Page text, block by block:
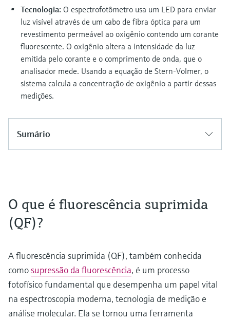
Tecnologia: O espectrofotômetro usa um LED para enviar
luz visível através de um cabo de fibra óptica para um
revestimento permeável ao oxigênio contendo um corante
fluorescente. O oxigênio altera a intensidade da luz
emitida pelo corante e o comprimento de onda, que o
analisador mede. Usando a equação de Stern-Volmer, o
sistema calcula a concentração de oxigênio a partir dessas
medições.
Sumário
O que é fluorescência suprimida
(QF)?
A fluorescência suprimida (QF), também conhecida
comosupressão da fluorescência, é um processo
fotofísico fundamental que desempenha um papel vital
na espectroscopia moderna, tecnologia de medição e
análise molecular. Ela se tornou uma ferramenta